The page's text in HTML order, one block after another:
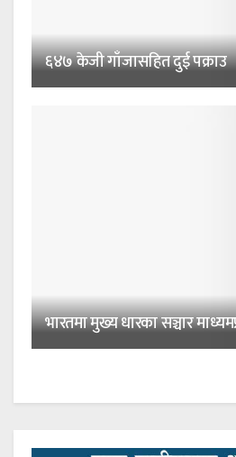
६४७ केजी गाँजासहित दुई पक्राउ
भारतमा मुख्य धारका सञ्चार